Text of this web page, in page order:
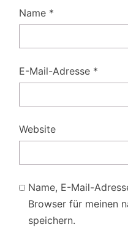
Name *
E-Mail-Adresse *
Website
Name, E-Mail-
Browser für meinen
speichern.